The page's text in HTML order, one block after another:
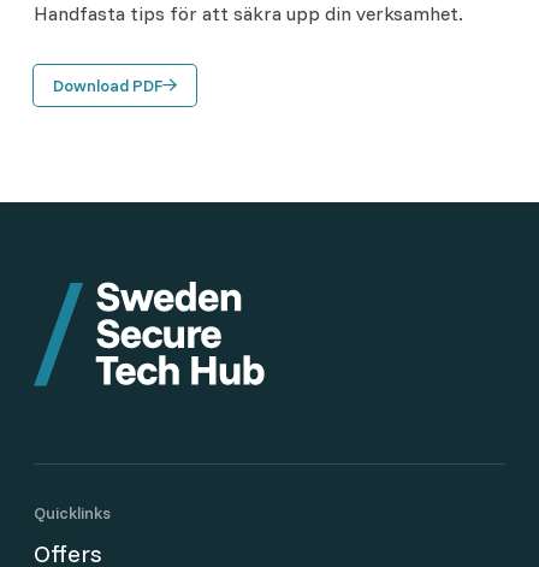
Handfasta tips för att säkra upp din verksamhet.
Download PDF
Quicklinks
Offers